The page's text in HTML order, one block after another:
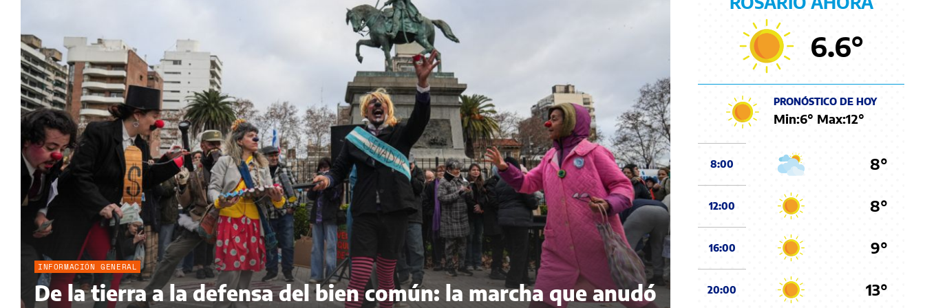
INFORMACIÓN GENERAL
De la tierra a la defensa del bien común: la marcha que anudó
6.6°
PRONÓSTICO DE HOY
Min:6° Max:12°
8:00 8°
12:00 8°
16:00 9°
20:00 13°